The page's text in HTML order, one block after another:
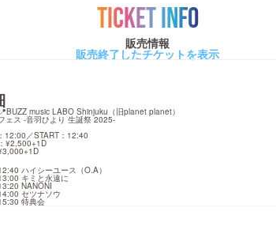
TICKET INFO
販売情報
販売終了したチケットを表示
music LABO Shinjuku（旧planet planet）
ェス -音羽ひより 生誕祭 2025-
12:00／START：12:40
¥2,500+1D
ハイシーユース（O.A）
キミと永遠に
NANONI
セツナソウ
特典会